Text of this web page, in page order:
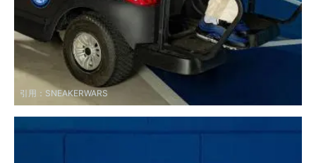
引用： SNEAKERWARS